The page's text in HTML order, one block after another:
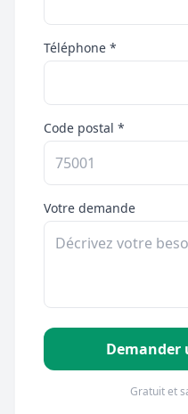
Téléphone *
Code postal *
Votre demande
Demander
Gratuit et